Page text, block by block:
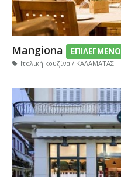
Mangiona ΕΠΙΛΕΓΜΕΝΟ
Ιταλική κουζίνα / ΚΑΛΑΜΑΤΑΣ